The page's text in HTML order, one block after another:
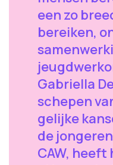
een zo
bereiken,
Gabriella
schepen
gelijke
de
CAW,